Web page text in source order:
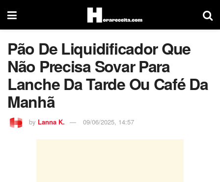
Pão De Liquidificador Que
Não Precisa Sovar Para
Lanche Da Tarde Ou Café Da
Manhã
by Lanna K. 09/06/2025, 14:57